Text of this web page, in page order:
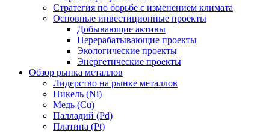
Стратегия по борьбе с изменением климата
Основные инвестиционные проекты
Добывающие активы
Перерабатывающие проекты
Экологические проекты
Энергетические проекты
Обзор рынка металлов
Лидерство на рынке металлов
Никель (Ni)
Медь (Cu)
Палладий (Pd)
Платина (Pt)